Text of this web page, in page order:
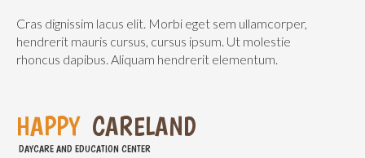
Cras dignissim lacus elit. Morbi eget sem ullamcorper,
hendrerit mauris cursus, cursus ipsum. Ut molestie
rhoncus dapibus. Aliquam hendrerit elementum.
HAPPY CARELAND
DAYCARE AND EDUCATION CENTER